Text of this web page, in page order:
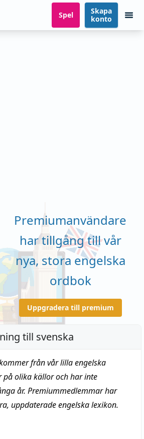
Spel
Skapa
konto
Premiumanvändare
har tillgång till vår
nya, stora engelska
ordbok
Uppgradera till premium
till svenska
från vår lilla engelska
på olika källor och har inte
år. Premiummedlemmar har
uppdaterade engelska lexikon.